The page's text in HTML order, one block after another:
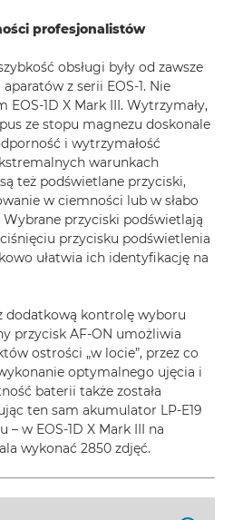
profesjonalistów
obsługi były od zawsze
z serii EOS-1. Nie
EOS-1D X Mark III. Wytrzymały,
ze stopu magnezu doskonale
i wytrzymałość
warunkach
też podświetlane przyciski,
w ciemności lub w słabo
przyciski podświetlają
przycisku podświetlenia
ułatwia ich identyfikację na
dodatkową kontrolę wyboru
przycisk AF-ON umożliwia
ostrości „w locie”, przez co
optymalnego ujęcia i
baterii także została
ten sam akumulator LP-E19
w EOS-1D X Mark III na
wykonać 2850 zdjęć.